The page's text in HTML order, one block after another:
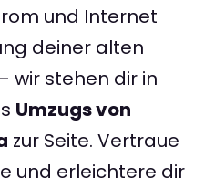
und Internet
deiner alten
wir stehen dir in
Umzugs von
zur Seite. Vertraue
und erleichtere dir